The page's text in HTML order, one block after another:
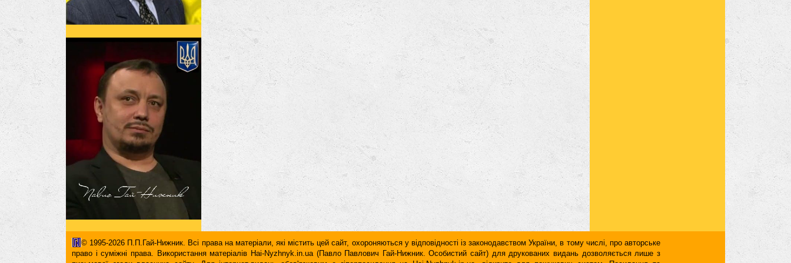
© 1995-2026 П.П.Гай-Нижник. Всі права на матеріали, які містить цей сайт, охороняються у відповідності із законодавством України, в тому числі, про авторське
право і суміжні права. Використання матерiалiв Hai-Nyzhnyk.in.ua (Павло Павлович Гай-Нижник. Особистий сайт) для друкованих видань дозволяється лише з
письмової згоди власника сайту. Для iнтернет-видань обов'язковим є гiперпосилання на Hai-Nyzhnyk.in.ua, відкрите для пошукових систем. Посилання та
гіперпосилання повинні міститися виключно в першому чи в другому абзаці тексту.